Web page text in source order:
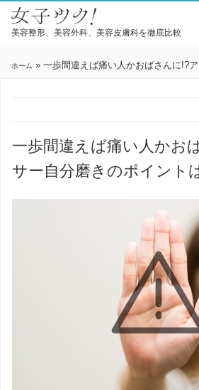
美容整形、美容外科、美容皮膚科を徹底比較
ホーム » 一歩間違えば痛い人かおばさんに!?
一歩間違えば痛い人かお
サー自分磨きのポイント